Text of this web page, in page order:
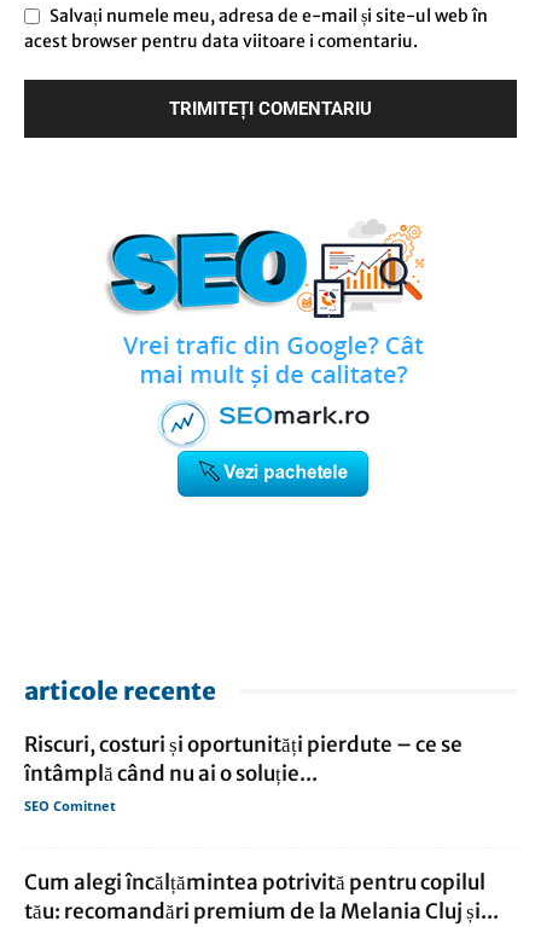
Salvați numele meu, adresa de e-mail și site-ul web în
acest browser pentru data viitoare i comentariu.
articole recente
Riscuri, costuri și oportunități pierdute – ce se
întâmplă când nu ai o soluție...
SEO Comitnet
Cum alegi încălțămintea potrivită pentru copilul
tău: recomandări premium de la Melania Cluj și...